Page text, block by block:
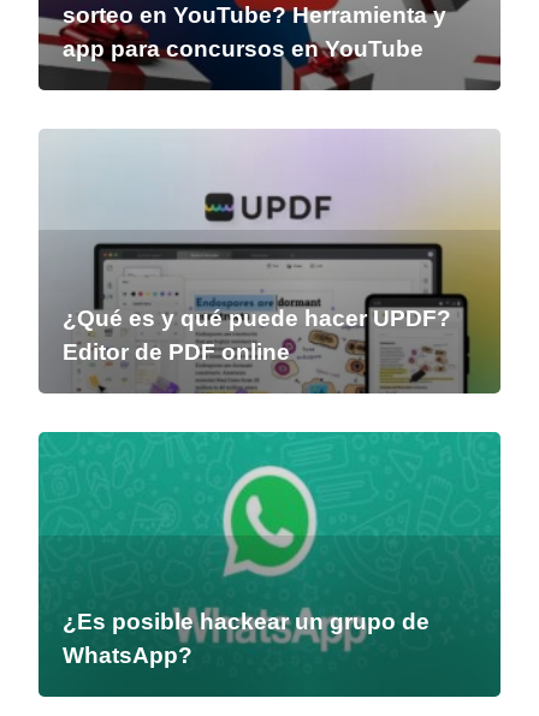
sorteo en YouTube? Herramienta y
app para concursos en YouTube
¿Qué es y qué puede hacer UPDF?
Editor de PDF online
¿Es posible hackear un grupo de
WhatsApp?